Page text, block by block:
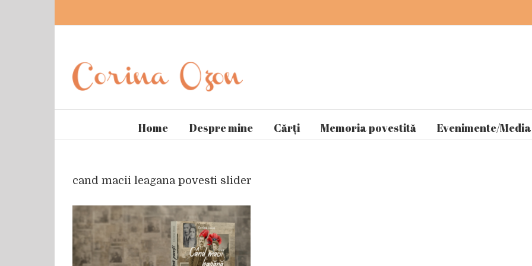
Home Despre mine Cărți Memoria povestită Evenimente/Media
cand macii leagana povesti slider